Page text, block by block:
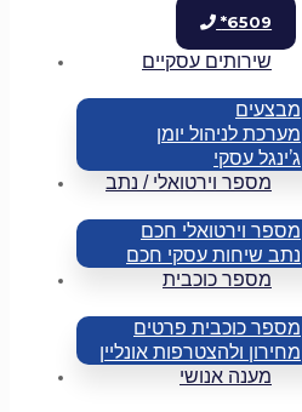
*6509
שירותים עסקיים
מבצעים
מערכת לניהול יומן
ג’ינגל עסקי
מספר וירטואלי / נתב
מספר וירטואלי חכם
נתב שיחות עסקי חכם
מספר כוכבית
מספר כוכבית פרטים
מחירון ולהצטרפות אונליין
מענה אנושי